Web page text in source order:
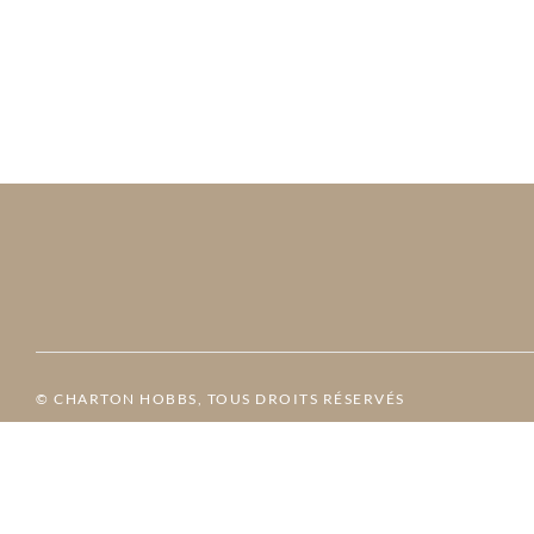
© CHARTON HOBBS, TOUS DROITS RÉSERVÉS